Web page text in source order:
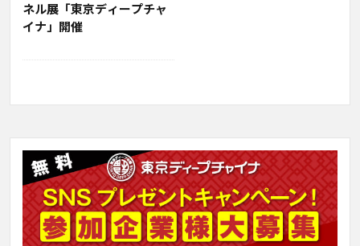
ネル展「東京ディープチャ
イナ」開催